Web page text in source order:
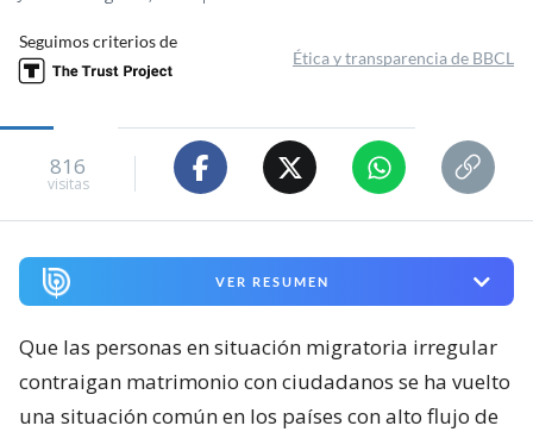
Seguimos criterios de
Ética y transparencia de BBCL
816
visitas
VER RESUMEN
Que las personas en situación migratoria irregular
contraigan matrimonio con ciudadanos se ha vuelto
una situación común en los países con alto flujo de